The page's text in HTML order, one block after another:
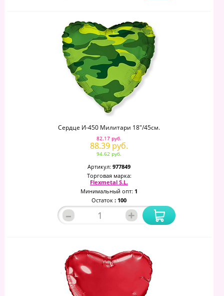
Сердце И-450 Милитари 18"/45см.
82.17 руб.
88.39 руб.
94.62 руб.
Артикул: 977849
Торговая марка:
Flexmetal S.L.
Минимальный опт: 1
Остаток : 100
– +